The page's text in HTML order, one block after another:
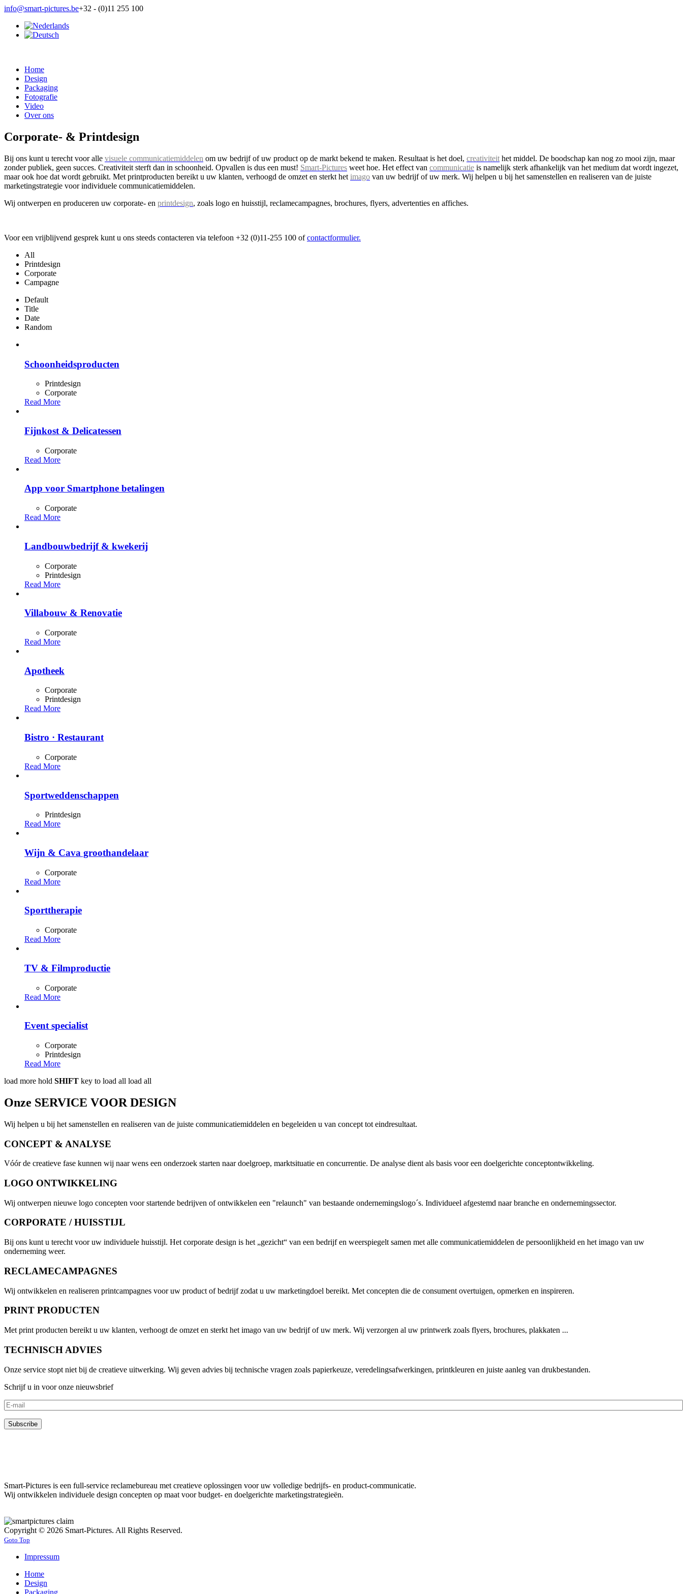
info@smart-pictures.be+32 - (0)11 255 100
Home
Design
Packaging
Fotografie
Video
Over ons
Corporate- & Printdesign
Bij ons kunt u terecht voor alle visuele communicatiemiddelen om uw bedrijf of uw product op de markt bekend te maken. Resultaat is het doel, creativiteit het middel. De boodschap kan nog zo mooi zijn, maar
zonder publiek, geen succes. Creativiteit sterft dan in schoonheid. Opvallen is dus een must! Smart-Pictures weet hoe. Het effect van communicatie is namelijk sterk afhankelijk van het medium dat wordt ingezet,
maar ook hoe dat wordt gebruikt. Met printproducten bereikt u uw klanten, verhoogd de omzet en sterkt het imago van uw bedrijf of uw merk. Wij helpen u bij het ​​samenstellen en realiseren van de juiste
marketingstrategie voor individuele communicatiemiddelen.
Wij ontwerpen en produceren uw corporate- en printdesign, zoals logo en huisstijl, reclamecampagnes, brochures, flyers, advertenties en affiches.
Voor een vrijblijvend gesprek kunt u ons steeds contacteren via telefoon +32 (0)11-255 100 ofcontactformulier.
All
Printdesign
Corporate
Campagne
Default
Title
Date
Random
Schoonheidsproducten
Printdesign
Corporate
Read More
Fijnkost & Delicatessen
Corporate
Read More
App voor Smartphone betalingen
Corporate
Read More
Landbouwbedrijf & kwekerij
Corporate
Printdesign
Read More
Villabouw & Renovatie
Corporate
Read More
Apotheek
Corporate
Printdesign
Read More
Bistro · Restaurant
Corporate
Read More
Sportweddenschappen
Printdesign
Read More
Wijn & Cava groothandelaar
Corporate
Read More
Sporttherapie
Corporate
Read More
TV & Filmproductie
Corporate
Read More
Event specialist
Corporate
Printdesign
Read More
load more hold SHIFT key to load all load all
Onze SERVICE VOOR DESIGN
Wij helpen u bij het ​​samenstellen en realiseren van de juiste communicatiemiddelen en begeleiden u van concept tot eindresultaat.
CONCEPT & ANALYSE
Vóór de creatieve fase kunnen wij naar wens een onderzoek starten naar doelgroep, marktsituatie en concurrentie. De analyse dient als basis voor een doelgerichte conceptontwikkeling.
LOGO ONTWIKKELING
Wij ontwerpen nieuwe logo concepten voor startende bedrijven of ontwikkelen een "relaunch" van bestaande ondernemingslogo´s. Individueel afgestemd naar branche en ondernemingssector.
CORPORATE / HUISSTIJL
Bij ons kunt u terecht voor uw individuele huisstijl. Het corporate design is het „gezicht“ van een bedrijf en weerspiegelt samen met alle communicatiemiddelen de persoonlijkheid en het imago van uw
onderneming weer.
RECLAMECAMPAGNES
Wij ontwikkelen en realiseren printcampagnes voor uw product of bedrijf zodat u uw marketingdoel bereikt. Met concepten die de consument overtuigen, opmerken en inspireren.
PRINT PRODUCTEN
Met print producten bereikt u uw klanten, verhoogt de omzet en sterkt het imago van uw bedrijf of uw merk. Wij verzorgen al uw printwerk zoals flyers, brochures, plakkaten ...
TECHNISCH ADVIES
Onze service stopt niet bij de creatieve uitwerking. Wij geven advies bij technische vragen zoals papierkeuze, veredelingsafwerkingen, printkleuren en juiste aanleg van drukbestanden.
Schrijf u in voor onze nieuwsbrief
Smart-Pictures is een full-service reclamebureau met creatieve oplossingen voor uw volledige bedrijfs- en product-communicatie.
Wij ontwikkelen individuele design concepten op maat voor budget- en doelgerichte marketingstrategieën.
Copyright © 2026 Smart-Pictures. All Rights Reserved.
Goto Top
Impressum
Home
Design
Packaging